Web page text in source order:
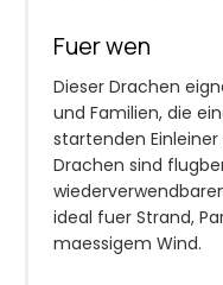
Fuer wen
Dieser Drachen
und Familien, die
startenden
Drachen sind
ideal fuer Strand,
maessigem Wind.